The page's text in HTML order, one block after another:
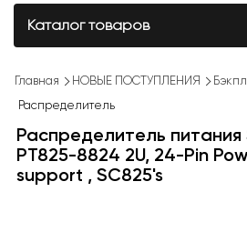
Каталог товаров
Главная НОВЫЕ ПОСТУПЛЕНИЯ
Распределитель
Распределитель питания
PT825-8824 2U, 24-Pin
support , SC825's